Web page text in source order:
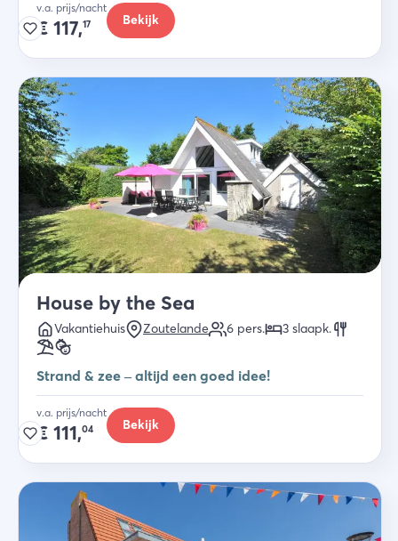
v.a. prijs/nacht
€ 117,17 Bekijk
House by the Sea
Vakantiehuis Zoutelande 6 pers. 3 slaapk.
Strand & zee – altijd een goed idee!
v.a. prijs/nacht
€ 111,04 Bekijk